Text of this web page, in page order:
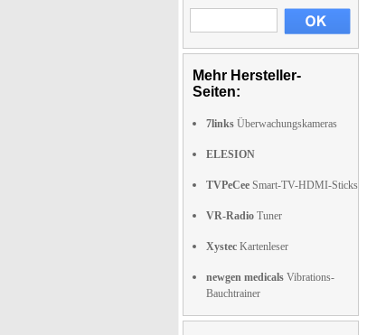
Mehr Hersteller-
Seiten:
7links Überwachungskameras
ELESION
TVPeCee Smart-TV-HDMI-Sticks
VR-Radio Tuner
Xystec Kartenleser
newgen medicals Vibrations-
Bauchtrainer